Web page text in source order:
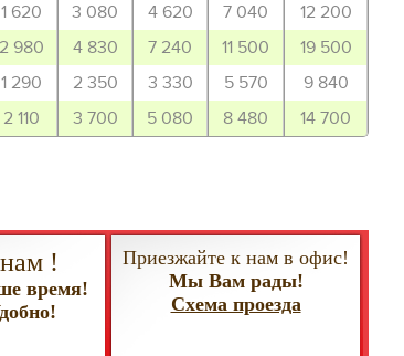
1 620 3 080 4 620 7 040
12 200
2 980 4 830 7 240 11 500
19 500
1 290 2 350 3 330 5 570
9 840
2 110 3 700 5 080 8 480 14 700
!
время!
Приезжайте к нам в офис!
Мы Вам рады!
Схема проезда